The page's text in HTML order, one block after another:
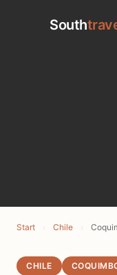
South
Start › Chile ›
CHILE